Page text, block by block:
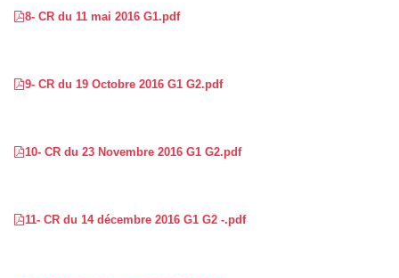
8- CR du 11 mai 2016 G1.pdf
9- CR du 19 Octobre 2016 G1 G2.pdf
10- CR du 23 Novembre 2016 G1 G2.pdf
11- CR du 14 décembre 2016 G1 G2 -.pdf